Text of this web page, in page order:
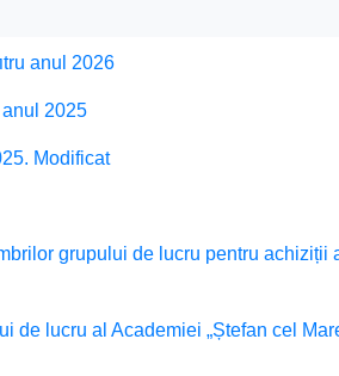
аnul 2026
2025
Modificat
grupului de lucru pentru achiziții
de lucru al Academiei „Ștefan cel